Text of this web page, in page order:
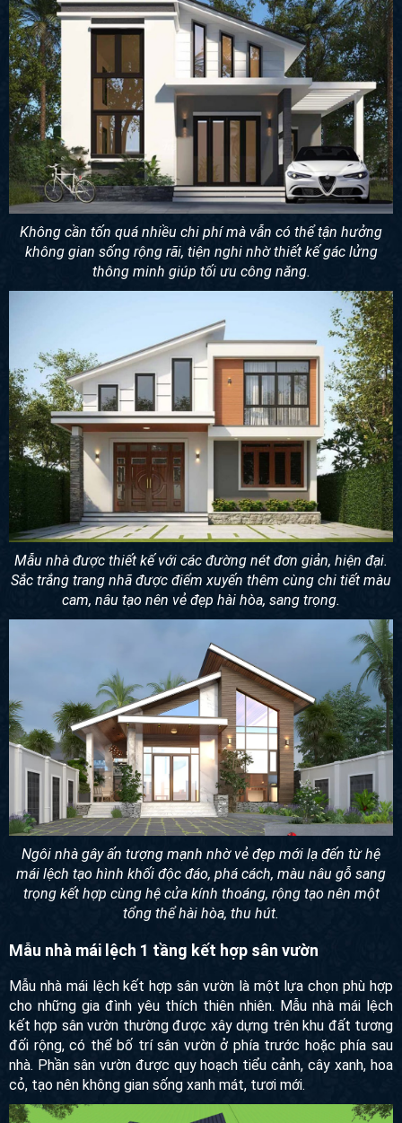
Không cần tốn quá nhiều chi phí mà vẫn có thể tận hưởng
không gian sống rộng rãi, tiện nghi nhờ thiết kế gác lửng
thông minh giúp tối ưu công năng.
Mẫu nhà được thiết kế với các đường nét đơn giản, hiện đại.
Sắc trắng trang nhã được điểm xuyến thêm cùng chi tiết màu
cam, nâu tạo nên vẻ đẹp hài hòa, sang trọng.
Ngôi nhà gây ấn tượng mạnh nhờ vẻ đẹp mới lạ đến từ hệ
mái lệch tạo hình khối độc đáo, phá cách, màu nâu gỗ sang
trọng kết hợp cùng hệ cửa kính thoáng, rộng tạo nên một
tổng thể hài hòa, thu hút.
Mẫu nhà mái lệch 1 tầng kết hợp sân vườn
Mẫu nhà mái lệch kết hợp sân vườn là một lựa chọn phù hợp
cho những gia đình yêu thích thiên nhiên. Mẫu nhà mái lệch
kết hợp sân vườn thường được xây dựng trên khu đất tương
đối rộng, có thể bố trí sân vườn ở phía trước hoặc phía sau
nhà. Phần sân vườn được quy hoạch tiểu cảnh, cây xanh, hoa
cỏ, tạo nên không gian sống xanh mát, tươi mới.